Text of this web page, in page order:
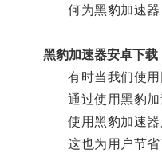
何为黑豹加速器
黑豹加速器安卓下载
有时当我们使用网
通过使用黑豹加速
使用黑豹加速器后
这也为用户节省